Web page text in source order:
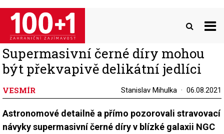
Přejít
hlavnímu
obsahu
Supermasivní černé díry mohou
být překvapivě delikátní jedlíci
VESMÍR Stanislav Mihulka 06.08.2021
Astronomové detailně a přímo pozorovali stravovací
návyky supermasivní černé díry v blízké galaxii NGC